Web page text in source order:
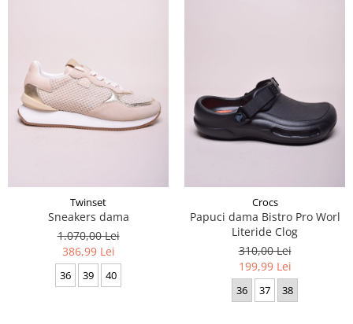
Twinset
Sneakers dama
1.070,00 Lei
386,99 Lei
36 39 40
Crocs
Papuci dama Bistro Pro Worl
Literide Clog
310,00 Lei
199,99 Lei
36 37 38